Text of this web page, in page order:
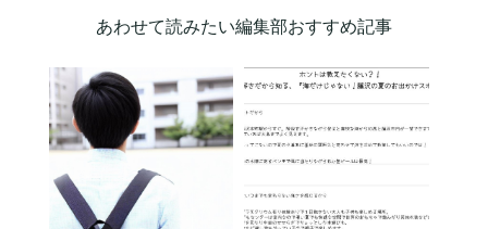
あわせて読みたい編集部おすすめ記事